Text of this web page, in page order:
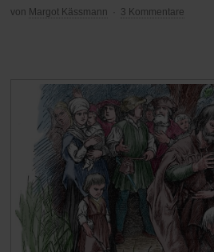
von Margot Kässmann 3 Kommentare